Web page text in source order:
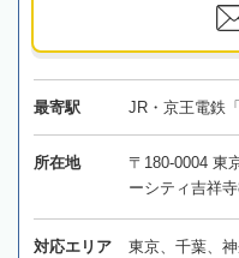
最寄駅 JR・京王電鉄
所在地
〒180-0004 東
ーシティ吉祥
対応エリア 東京、千葉、